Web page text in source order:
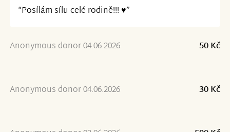
“Posílám sílu celé rodině!!! ♥️”
Anonymous donor 04.06.2026 50 Kč
Anonymous donor 04.06.2026 30 Kč